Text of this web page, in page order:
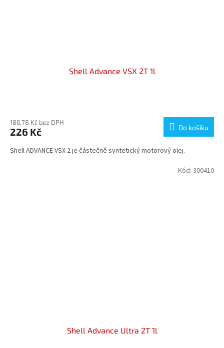
Shell Advance VSX 2T 1l
produktu
je
z
5
186,78 Kč bez DPH
226 Kč Do košíku
Shell ADVANCE VSX 2 je částečně syntetický motorový olej.
Shell Advance Ultra 2T 1l
Kód: 300410